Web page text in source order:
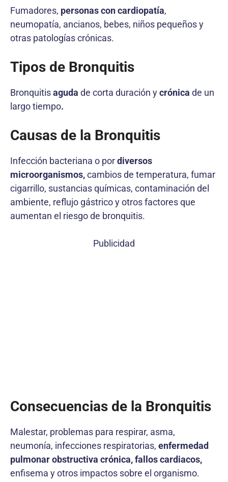
Fumadores, personas con cardiopatía,
neumopatía, ancianos, bebes, niños pequeños y
otras patologías crónicas.
Tipos de Bronquitis
Bronquitisaguda de corta duración ycrónica de un
largo tiempo.
Causas de la Bronquitis
Infección bacteriana o pordiversos
microorganismos,cambios de temperatura, fumar
cigarrillo, sustancias químicas, contaminación del
ambiente, reflujo gástrico y otros factores que
aumentan el riesgo de bronquitis.
Publicidad
Consecuencias de la Bronquitis
Malestar, problemas para respirar, asma,
neumonía, infecciones respiratorias, enfermedad
pulmonar obstructiva crónica, fallos cardiacos,
enfisema y otros impactos sobre el organismo.